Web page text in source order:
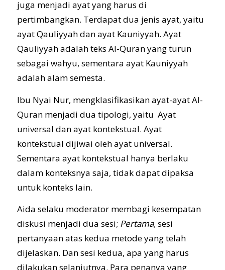
juga menjadi ayat yang harus di
pertimbangkan. Terdapat dua jenis ayat, yaitu
ayat Qauliyyah dan ayat Kauniyyah. Ayat
Qauliyyah adalah teks Al-Quran yang turun
sebagai wahyu, sementara ayat Kauniyyah
adalah alam semesta.
Ibu Nyai Nur, mengklasifikasikan ayat-ayat Al-
Quran menjadi dua tipologi, yaitu Ayat
universal dan ayat kontekstual. Ayat
kontekstual dijiwai oleh ayat universal.
Sementara ayat kontekstual hanya berlaku
dalam konteksnya saja, tidak dapat dipaksa
untuk konteks lain.
Aida selaku moderator membagi kesempatan
diskusi menjadi dua sesi; Pertama,sesi
pertanyaan atas kedua metode yang telah
dijelaskan. Dan sesi kedua, apa yang harus
dilakukan selanjutnya. Para penanya yang